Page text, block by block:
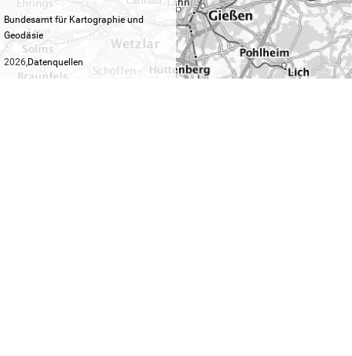
Bundesamt für Kartographie und
Geodäsie
2026,Datenquellen